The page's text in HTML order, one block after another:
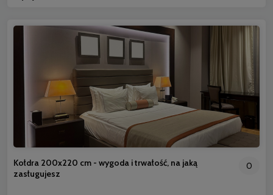
Kołdra 200x220 cm - wygoda i trwałość, na jaką
zasługujesz
0